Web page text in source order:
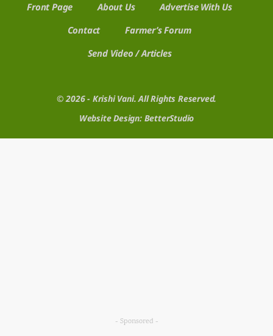
Front Page About Us
Advertise With Us
Contact
Farmer’s Forum
Send Video / Articles
© 2026 - Krishi Vani. All Rights Reserved.
Website Design: BetterStudio
- Sponsored -